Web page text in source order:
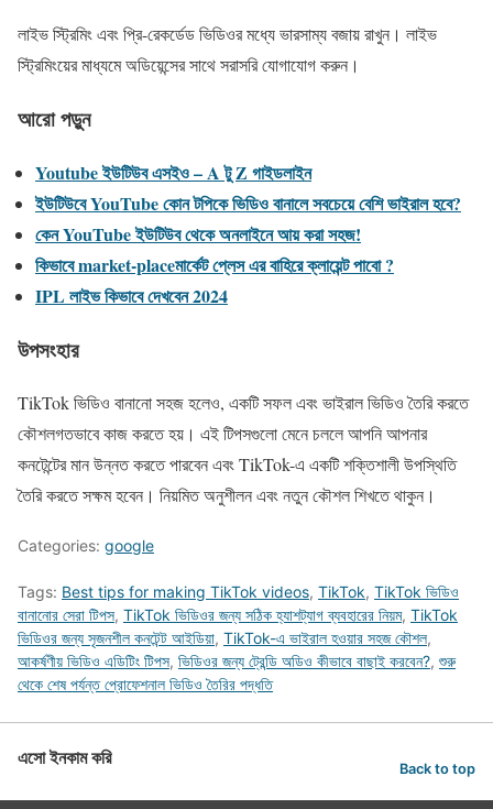
লাইভ স্ট্রিমিং এবং প্রি-রেকর্ডেড ভিডিওর মধ্যে ভারসাম্য বজায় রাখুন। লাইভ
স্ট্রিমিংয়ের মাধ্যমে অডিয়েন্সের সাথে সরাসরি যোগাযোগ করুন।
আরো পড়ুন
Youtube ইউটিউব এসইও – A টু Z গাইডলাইন
ইউটিউবে YouTube কোন টপিকে ভিডিও বানালে সবচেয়ে বেশি ভাইরাল হবে?
কেন YouTube ইউটিউব থেকে অনলাইনে আয় করা সহজ!
কিভাবে market-placeমার্কেট প্লেস এর বাহিরে ক্লায়েন্ট পাবো ?
IPL লাইভ কিভাবে দেখবেন 2024
উপসংহার
TikTok ভিডিও বানানো সহজ হলেও, একটি সফল এবং ভাইরাল ভিডিও তৈরি করতে
কৌশলগতভাবে কাজ করতে হয়। এই টিপসগুলো মেনে চললে আপনি আপনার
কনটেন্টের মান উন্নত করতে পারবেন এবং TikTok-এ একটি শক্তিশালী উপস্থিতি
তৈরি করতে সক্ষম হবেন। নিয়মিত অনুশীলন এবং নতুন কৌশল শিখতে থাকুন।
Categories: google
Tags: Best tips for making TikTok videos, TikTok, TikTok ভিডিও
বানানোর সেরা টিপস, TikTok ভিডিওর জন্য সঠিক হ্যাশট্যাগ ব্যবহারের নিয়ম, TikTok
ভিডিওর জন্য সৃজনশীল কনটেন্ট আইডিয়া, TikTok-এ ভাইরাল হওয়ার সহজ কৌশল,
আকর্ষণীয় ভিডিও এডিটিং টিপস, ভিডিওর জন্য ট্রেন্ডি অডিও কীভাবে বাছাই করবেন?, শুরু
থেকে শেষ পর্যন্ত প্রোফেশনাল ভিডিও তৈরির পদ্ধতি
এসো ইনকাম করি Back to top